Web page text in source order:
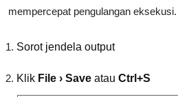
mempercepat pengulangan eksekusi.
Sorot jendela output
Klik File › Save atau Ctrl+S